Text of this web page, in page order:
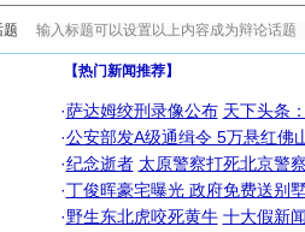
题
【热门新闻推荐】
·萨达姆绞刑录像公布 天下头条
·公安部发A级通缉令 5万悬红佛
·纪念逝者 太原警察打死北京警
·丁俊晖豪宅曝光 政府免费送别
·野生东北虎咬死黄牛 十大假新